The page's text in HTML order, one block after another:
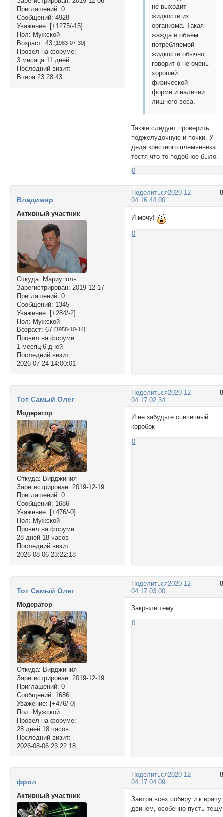
Приглашений: 0
Сообщений: 4928
Уважение: [+1275/-15]
Пол: Мужской
Возраст: 43 [1983-07-30]
Провел на форуме:
3 месяца 11 дней
Последний визит:
Вчера 23:28:43
не выходит
жидкости из
организма. Такая
жажда и объём
потребляемой
жидкости обычно
говорит о не очень
хорошей
физической
форме и наличии
лишнего веса.
Также следует проверить
поджелудочную и почки. У
деда крёстного племянника
тестя что-то подобное было.
0
Поделиться2020-12-
04 16:44:00
Владимир
Активный участник
Откуда: Мариуполь
Зарегистрирован: 2019-12-17
Приглашений: 0
Сообщений: 1345
Уважение: [+284/-2]
Пол: Мужской
Возраст: 67 [1958-10-14]
Провел на форуме:
1 месяц 6 дней
Последний визит:
2026-07-24 14:00:01
И мочу!
0
Поделиться2020-12-
04 17:02:34
Тот Самый Олег
Модератор
Откуда: Вирджиния
Зарегистрирован: 2019-12-19
Приглашений: 0
Сообщений: 1686
Уважение: [+476/-0]
Пол: Мужской
Провел на форуме:
28 дней 18 часов
Последний визит:
2026-08-06 23:22:18
И не забудьте спичечный
коробок
0
Поделиться2020-12-
04 17:03:00
Тот Самый Олег
Модератор
Откуда: Вирджиния
Зарегистрирован: 2019-12-19
Приглашений: 0
Сообщений: 1686
Уважение: [+476/-0]
Пол: Мужской
Провел на форуме:
28 дней 18 часов
Последний визит:
2026-08-06 23:22:18
Закрыли тему
0
Поделиться2020-12-
04 17:04:09
фрол
Активный участник
Завтра всех соберу и к врачу
двинем, особенно пусть тещу